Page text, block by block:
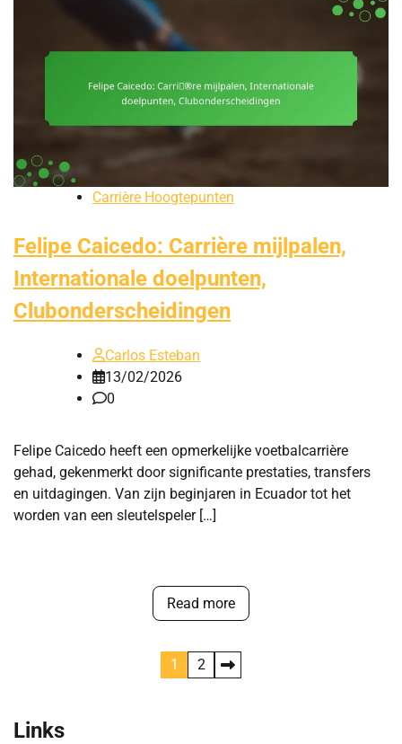
Carrière Hoogtepunten
Felipe Caicedo: Carrière mijlpalen,
Internationale doelpunten,
Clubonderscheidingen
Carlos Esteban
13/02/2026
0
Felipe Caicedo heeft een opmerkelijke voetbalcarrière
gehad, gekenmerkt door significante prestaties, transfers
en uitdagingen. Van zijn beginjaren in Ecuador tot het
worden van een sleutelspeler […]
Read more
1 2
Links